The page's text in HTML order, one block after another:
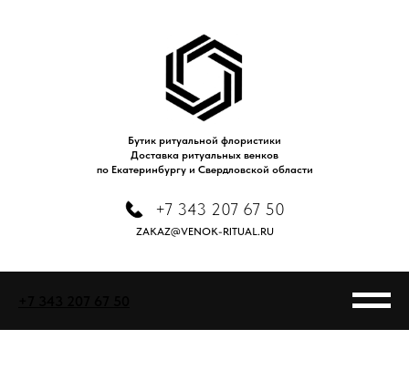
Бутик ритуальной флористики
Доставка ритуальных венков
по Екатеринбургу и Свердловской области
+7 343 207 67 50
ZAKAZ@VENOK-RITUAL.RU